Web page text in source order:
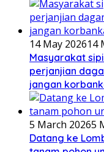
14 May 202614
Masyarakat
perjanjian
jangan
5 March 20265
Datang ke